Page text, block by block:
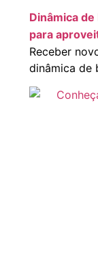
Dinâmica
para
Receber
dinâmica de